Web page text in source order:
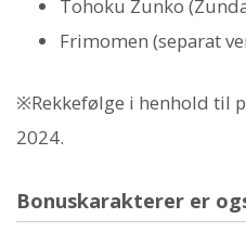
Tohoku Zunko
Frimomen (separat
※Rekkefølge i henhold til
2024.
Bonuskarakterer er